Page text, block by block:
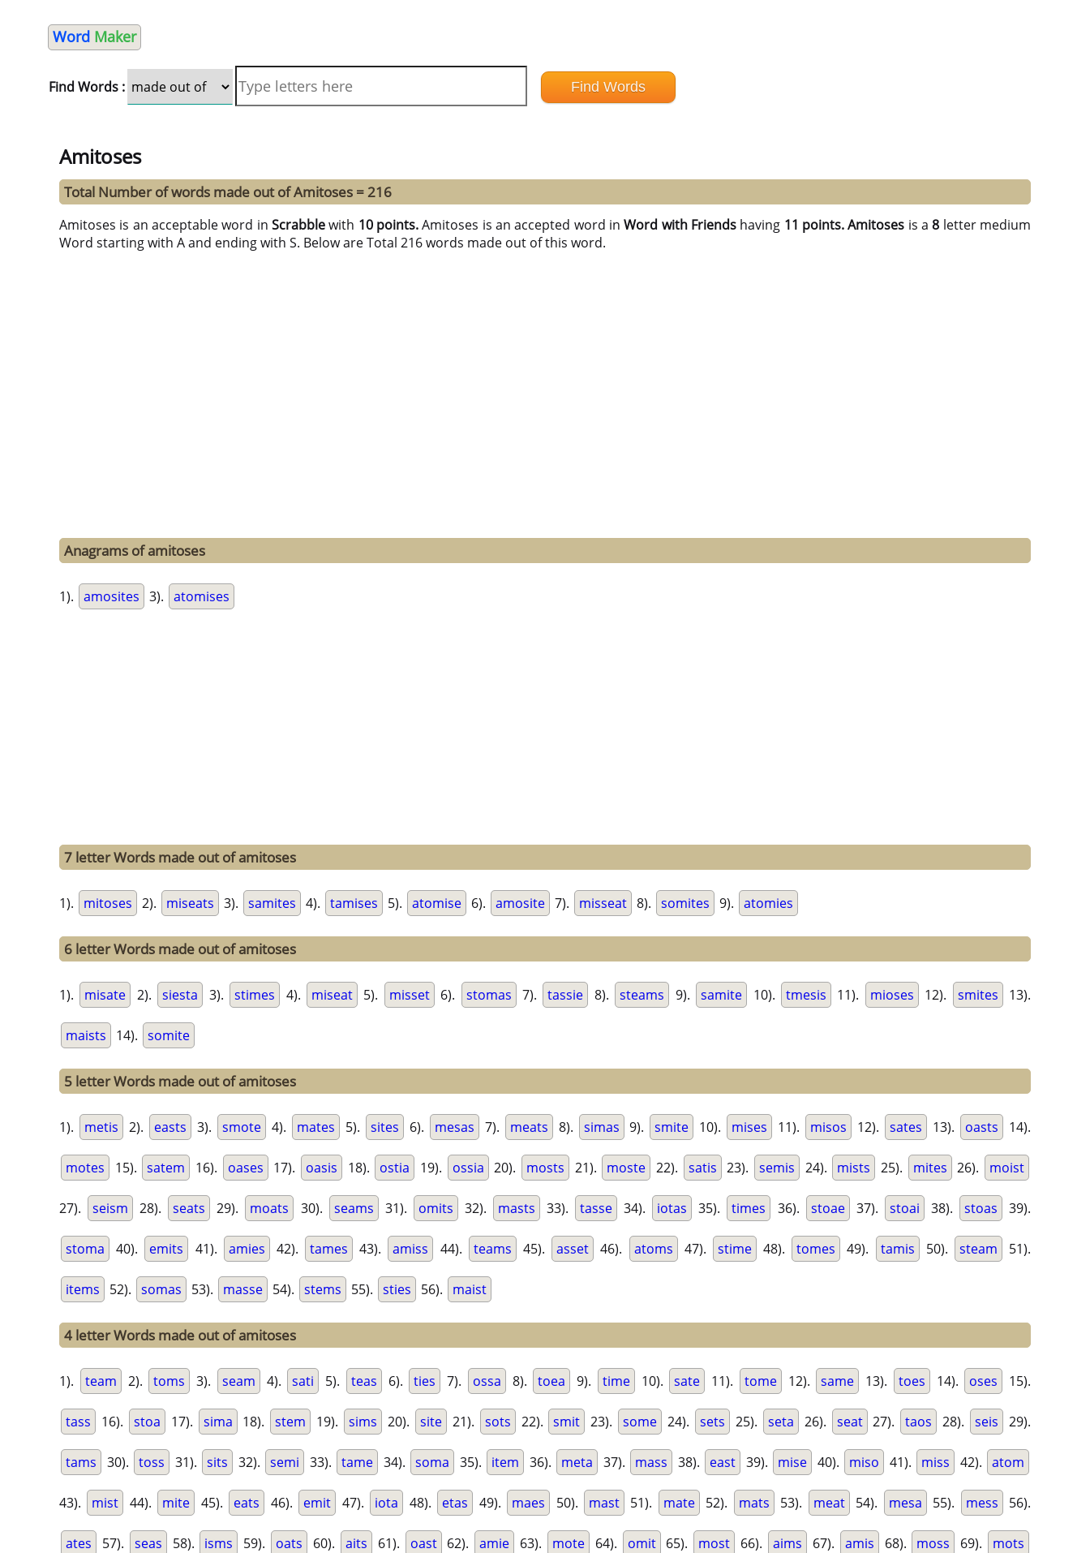
Word Maker
Find Words :
Amitoses
Total Number of words made out of Amitoses = 216
Amitoses is an acceptable word in Scrabblewith 10 points.Amitoses is an accepted word inWord with Friends having 11 points.Amitoses is a8 letter medium
Word starting with A and ending with S. Below are Total 216 words made out of this word.
Anagrams of amitoses
1). amosites 3). atomises
7 letter Words made out of amitoses
1). mitoses 2). miseats 3). samites 4). tamises 5). atomise 6). amosite 7). misseat 8). somites 9). atomies
6 letter Words made out of amitoses
1). misate 2). siesta 3). stimes 4). miseat 5). misset 6). stomas 7). tassie 8). steams 9). samite 10). tmesis 11). mioses 12). smites 13).
maists 14). somite
5 letter Words made out of amitoses
1). metis 2). easts 3). smote 4). mates 5). sites 6). mesas 7). meats 8). simas 9). smite 10). mises 11). misos 12). sates 13). oasts 14).
motes 15). satem 16). oases 17). oasis 18). ostia 19). ossia 20). mosts 21). moste 22). satis 23). semis 24). mists 25). mites 26). moist
27). seism 28). seats 29). moats 30). seams 31). omits 32). masts 33). tasse 34). iotas 35). times 36). stoae 37). stoai 38). stoas 39).
stoma 40). emits 41). amies 42). tames 43). amiss 44). teams 45). asset 46). atoms 47). stime 48). tomes 49). tamis 50). steam 51).
items 52). somas 53). masse 54). stems 55). sties 56). maist
4 letter Words made out of amitoses
1). team 2). toms 3). seam 4). sati 5). teas 6). ties 7). ossa 8). toea 9). time 10). sate 11). tome 12). same 13). toes 14). oses 15).
tass 16). stoa 17). sima 18). stem 19). sims 20). site 21). sots 22). smit 23). some 24). sets 25). seta 26). seat 27). taos 28). seis 29).
tams 30). toss 31). sits 32). semi 33). tame 34). soma 35). item 36). meta 37). mass 38). east 39). mise 40). miso 41). miss 42). atom
43). mist 44). mite 45). eats 46). emit 47). iota 48). etas 49). maes 50). mast 51). mate 52). mats 53). meat 54). mesa 55). mess 56).
ates 57). seas 58). isms 59). oats 60). aits 61). oast 62). amie 63). mote 64). omit 65). most 66). aims 67). amis 68). moss 69). mots